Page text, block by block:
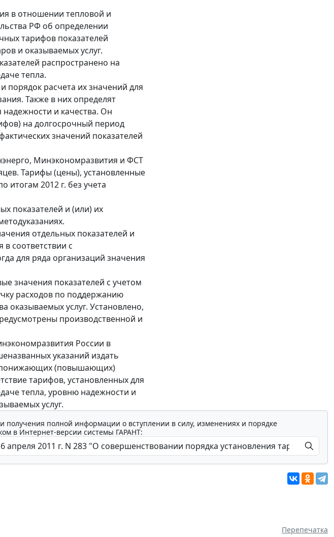
в отношении тепловой и
РФ об определении
тарифов показателей
и оказываемых услуг.
распространено на
тепла.
порядок расчета их значений для
Также в них определят
и качества. Он
на долгосрочный период
значений показателей
Минэкономразвития и ФСТ
Тарифы (цены), установленные
итогам 2012 г. без учета
показателей и (или) их
отдельных показателей и
соответствии с
для ряда организаций значения
значения показателей с учетом
расходов по поддержанию
оказываемых услуг. Установлено,
производственной и
России в
указаний издать
понижающих (повышающих)
тарифов, установленных для
тепла, уровню надежности и
услуг.
получения полной информации о вступлении в силу, изменениях и порядке
в Интернет-версии системы ГАРАНТ:
Перепечатка